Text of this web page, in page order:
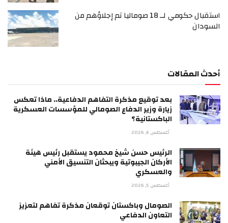
استقبال حكومي لــ 18 صوماليا تم إجلاؤهم من
السودان
أحدث المقالات
بعد توقيع مذكرة التفاهم الدفاعية.. ماذا تعكس
زيارة وزير الدفاع الصومالي للمؤسسات العسكرية
الباكستانية؟
أغسطس 6, 2026
الرئيس حسن شيخ محمود يستقبل رئيس هيئة
الأركان الجيبوتية ويبحثان التنسيق الأمني
والعسكري
أغسطس 5, 2026
الصومال وباكستان توقعان مذكرة تفاهم لتعزيز
التعاون الدفاعي